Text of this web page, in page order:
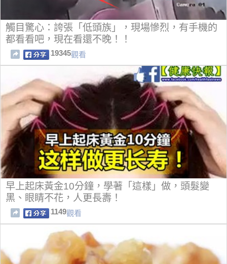
觸目驚心：誇張「低頭族」，現場慘烈，有手機的
都看看吧，現在看還不晚！！
19345觀看
早上起床黃金10分鐘，學著「這樣」做，頭髮變
黑、眼睛不花，人更長壽！
1149觀看